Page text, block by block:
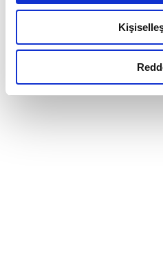
belirleyebilirsiniz. Çerezlere
Ayarlar butonuna tıklayabilir,
Metnimizi ziyaret edebilirsiniz.
okumak ve sitemizi ziyaretiniz